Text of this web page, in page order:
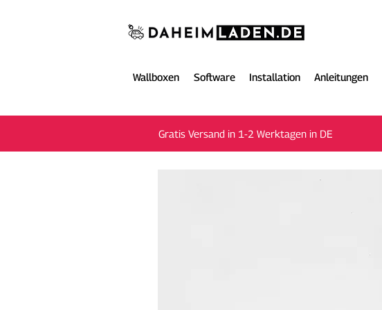
Wallboxen Software Installation Anleitungen
Gratis Versand in 1-2 Werktagen in DE